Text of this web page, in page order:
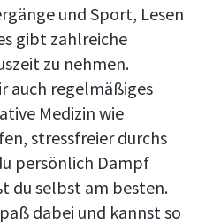
und Sport, Lesen
gibt zahlreiche
zu nehmen.
auch regelmäßiges
Medizin wie
stressfreier durchs
persönlich Dampf
du selbst am besten.
dabei und kannst so